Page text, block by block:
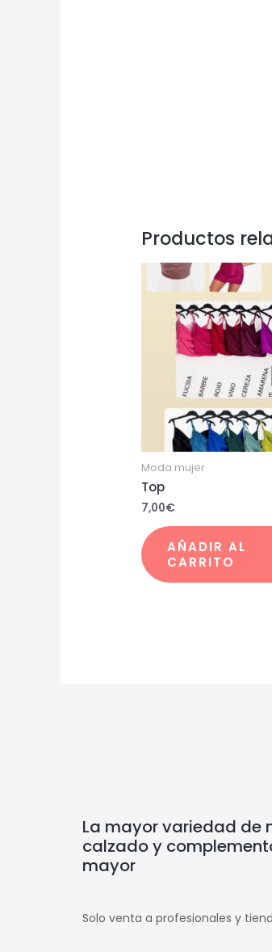
Productos
Moda mujer
Top
7,00€
AÑADIR AL
CARRITO
La mayor variedad de
calzado y
mayor
Solo venta a profesionales y